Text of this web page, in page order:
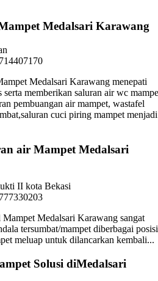
Medalsari Karawang
Medalsari Karawang menepati
serta memberikan saluran air wc
pembuangan air mampet, wastafel
cuci piring mampet menjadi
air Mampet Medalsari
II kota Bekasi
Mampet Medalsari Karawang sangat
tersumbat/mampet diberbagai
meluap untuk dilancarkan kembali...
Solusi diMedalsari